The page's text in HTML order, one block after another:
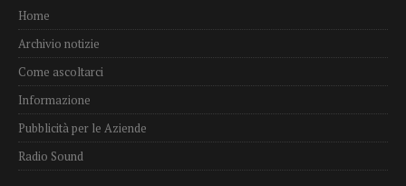
Home
Archivio notizie
Come ascoltarci
Informazione
Pubblicità per le Aziende
Radio Sound